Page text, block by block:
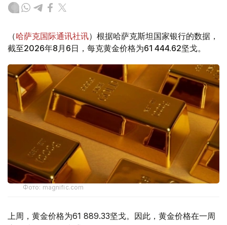
（哈萨克国际通讯社讯）根据哈萨克斯坦国家银行的数据，
截至2026年8月6日，每克黄金价格为61 444.62坚戈。
Фото: magnific.com
上周，黄金价格为61 889.33坚戈。因此，黄金价格在一周